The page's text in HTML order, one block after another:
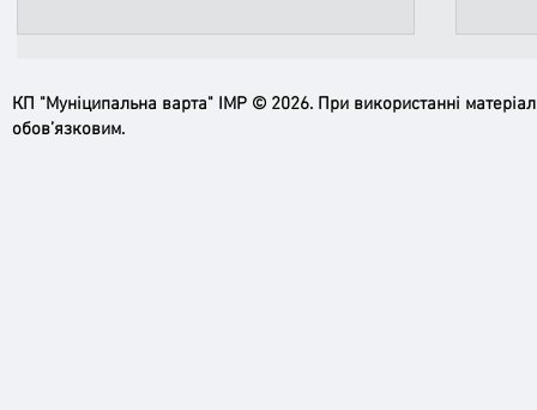
КП "Муніципальна варта" ІМР © 2026. При використанні
обов’язковим.